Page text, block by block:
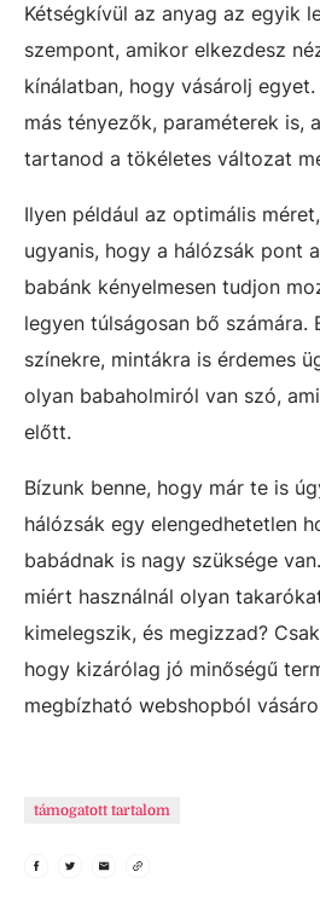
Kétségkívül az anyag az egyik
szempont, amikor elkezdesz
kínálatban, hogy vásárolj
más tényezők, paraméterek is,
tartanod a tökéletes változat
Ilyen például az optimális
ugyanis, hogy a hálózsák pont
babánk kényelmesen tudjon
legyen túlságosan bő számára.
színekre, mintákra is érdemes
olyan babaholmiról van szó,
előtt.
Bízunk benne, hogy már te is
hálózsák egy elengedhetetlen
babádnak is nagy szüksége
miért használnál olyan
kimelegszik, és megizzad?
hogy kizárólag jó minőségű
megbízható webshopból
támogatott tartalom